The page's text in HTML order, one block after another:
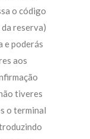
o código
reserva)
e poderás
aos
tiveres
o terminal